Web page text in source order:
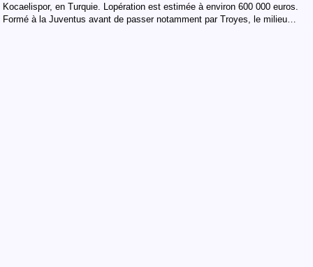
Kocaelispor, en Turquie. Lopération est estimée à environ 600 000 euros.
Formé à la Juventus avant de passer notamment par Troyes, le milieu…